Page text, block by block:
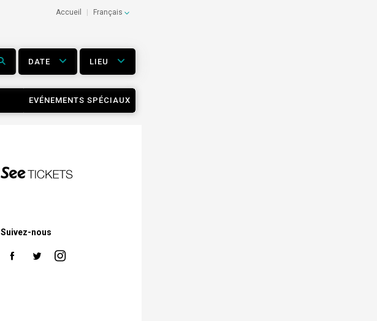
Accueil Français
DATE LIEU
EVÉNEMENTS SPÉCIAUX
Suivez-nous